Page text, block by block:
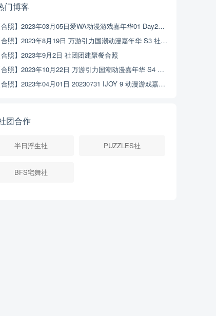
门博客
合照】2023年03月05日爱WA动漫游戏嘉年华01 Day2社团合照
合照】2023年8月19日 万游引力国潮动漫嘉年华 S3 社团大合照
合照】2023年9月2日 社团团建聚餐合照
合照】2023年10月22日 万游引力国潮动漫嘉年华 S4 社团大合照
合照】2023年04月01日 20230731 IJOY 9 动漫游戏嘉年华社团合照
团合作
半日浮生社 PUZZLES社
BFS宅舞社